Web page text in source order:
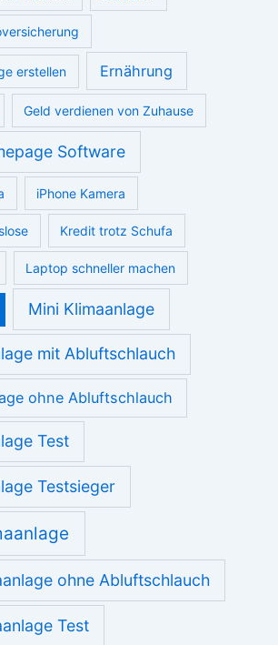
passende Kinder Malbuch
2026: Warum immer mehr
setzen
Autoversicherung berechnen
Rechner
Vergleich
BMI berechnen
machen Diabetes
erstellen Ernährung
Geld verdienen von Zuhause
Software
iPhone Kamera